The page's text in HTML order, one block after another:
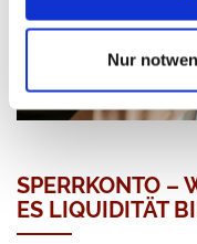
Nur
SPERRKONTO –
ES LIQUIDITÄT